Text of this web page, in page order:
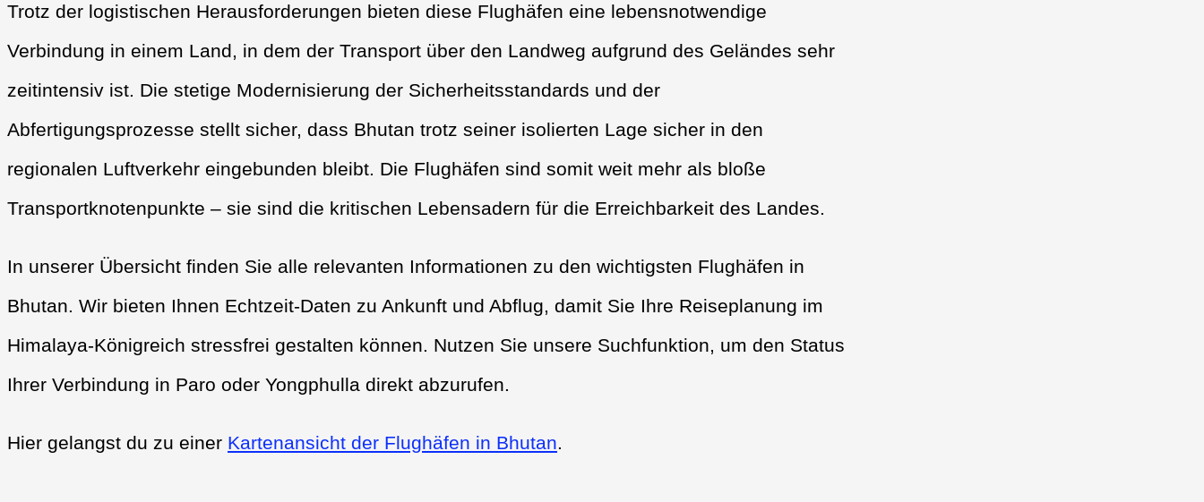
Trotz der logistischen Herausforderungen bieten diese Flughäfen eine lebensnotwendige
Verbindung in einem Land, in dem der Transport über den Landweg aufgrund des Geländes sehr
zeitintensiv ist. Die stetige Modernisierung der Sicherheitsstandards und der
Abfertigungsprozesse stellt sicher, dass Bhutan trotz seiner isolierten Lage sicher in den
regionalen Luftverkehr eingebunden bleibt. Die Flughäfen sind somit weit mehr als bloße
Transportknotenpunkte – sie sind die kritischen Lebensadern für die Erreichbarkeit des Landes.
In unserer Übersicht finden Sie alle relevanten Informationen zu den wichtigsten Flughäfen in
Bhutan. Wir bieten Ihnen Echtzeit-Daten zu Ankunft und Abflug, damit Sie Ihre Reiseplanung im
Himalaya-Königreich stressfrei gestalten können. Nutzen Sie unsere Suchfunktion, um den Status
Ihrer Verbindung in Paro oder Yongphulla direkt abzurufen.
Hier gelangst du zu einer Kartenansicht der Flughäfen in Bhutan.